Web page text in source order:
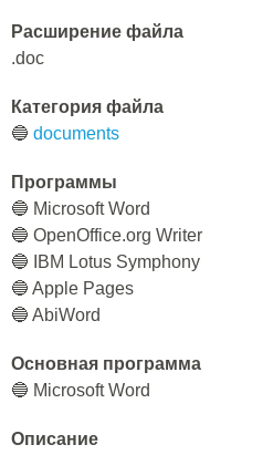
Расширение файла
.doc
Категория файла
🔵 documents
Программы
🔵 Microsoft Word
🔵 OpenOffice.org Writer
🔵 IBM Lotus Symphony
🔵 Apple Pages
🔵 AbiWord
Основная программа
🔵 Microsoft Word
Описание